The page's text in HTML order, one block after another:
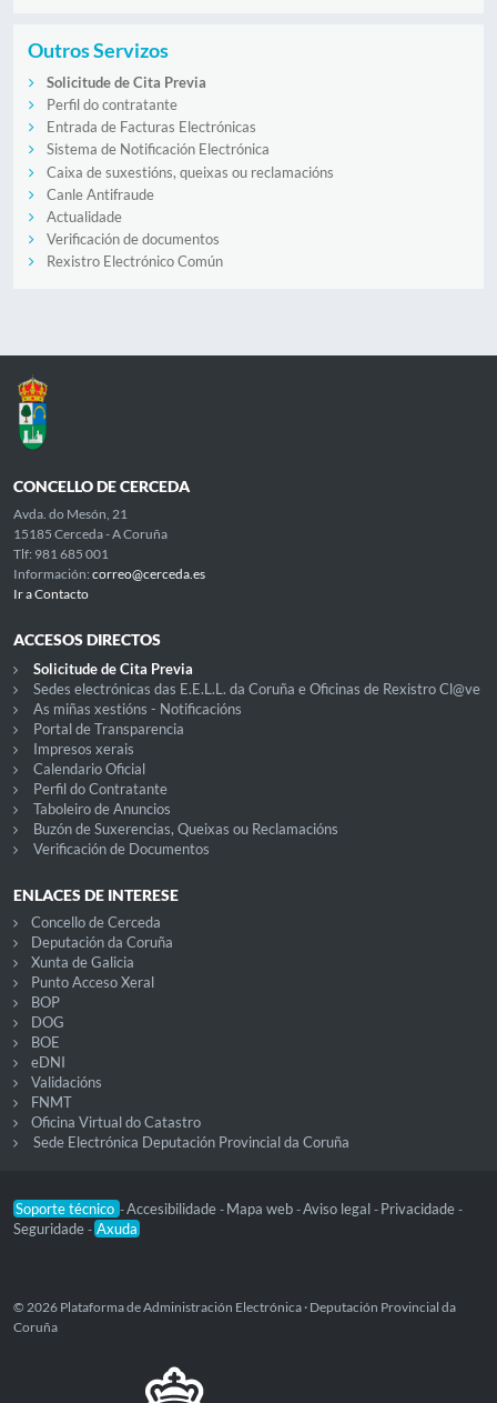
Outros Servizos
Solicitude de Cita Previa
Perfil do contratante
Entrada de Facturas Electrónicas
Sistema de Notificación Electrónica
Caixa de suxestións, queixas ou reclamacións
Canle Antifraude
Actualidade
Verificación de documentos
Rexistro Electrónico Común
CONCELLO DE CERCEDA
Avda. do Mesón, 21
15185 Cerceda - A Coruña
Tlf: 981 685 001
Información: correo@cerceda.es
Ir a Contacto
ACCESOS DIRECTOS
Solicitude de Cita Previa
Sedes electrónicas das E.E.L.L. da Coruña e Oficinas de Rexistro Cl@ve
As miñas xestións - Notificacións
Portal de Transparencia
Impresos xerais
Calendario Oficial
Perfil do Contratante
Taboleiro de Anuncios
Buzón de Suxerencias, Queixas ou Reclamacións
Verificación de Documentos
ENLACES DE INTERESE
Concello de Cerceda
Deputación da Coruña
Xunta de Galicia
Punto Acceso Xeral
BOP
DOG
BOE
eDNI
Validacións
FNMT
Oficina Virtual do Catastro
Sede Electrónica Deputación Provincial da Coruña
Soporte técnico -Accesibilidade - Mapa web -Aviso legal - Privacidade -
Seguridade - Axuda
© 2026 Plataforma de Administración Electrónica · Deputación Provincial da
Coruña